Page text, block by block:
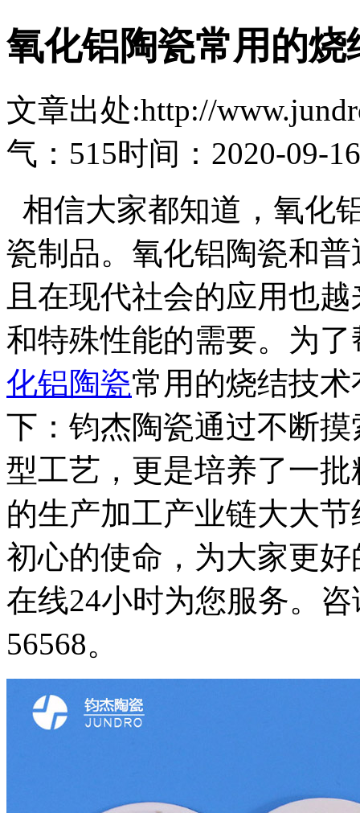
氧化铝陶瓷常用的烧
文章出处:http://
气：515时间：2020-09-16
相信大家都知道，氧化
瓷制品。氧化铝陶瓷和
且在现代社会的应用也
和特殊性能的需要。为
化铝陶瓷常用的烧结技
下：钧杰陶瓷通过不断
型工艺，更是培养了一
的生产加工产业链大大
初心的使命，为大家更
在线24小时为您服务。
56568。